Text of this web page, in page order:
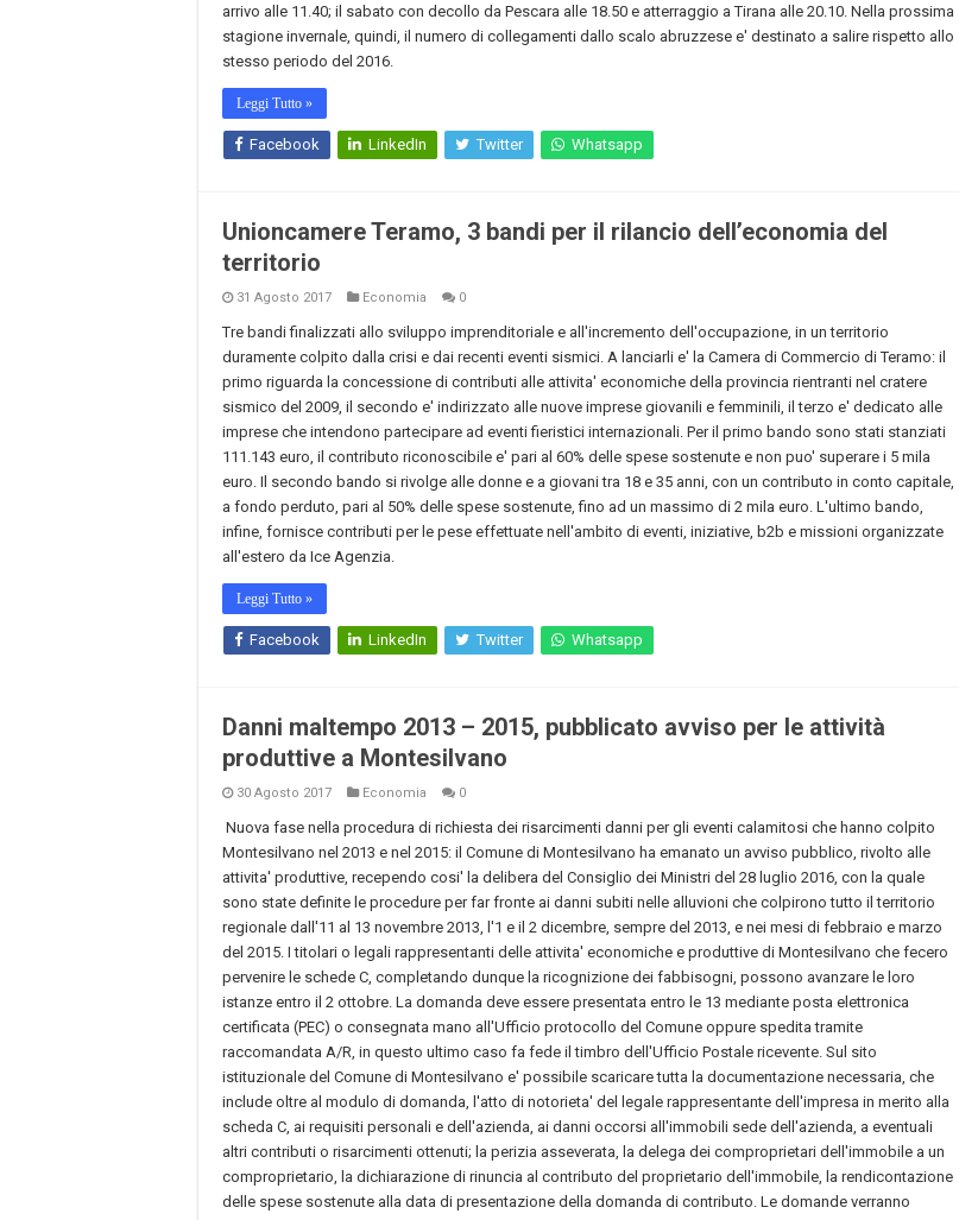
arrivo alle 11.40; il sabato con decollo da Pescara alle 18.50 e atterraggio a Tirana alle 20.10. Nella prossima
stagione invernale, quindi, il numero di collegamenti dallo scalo abruzzese e' destinato a salire rispetto allo
stesso periodo del 2016.
Leggi Tutto »
Facebook LinkedIn Twitter Whatsapp
Unioncamere Teramo, 3 bandi per il rilancio dell’economia del
territorio
31 Agosto 2017 Economia 0
Tre bandi finalizzati allo sviluppo imprenditoriale e all'incremento dell'occupazione, in un territorio
duramente colpito dalla crisi e dai recenti eventi sismici. A lanciarli e' la Camera di Commercio di Teramo: il
primo riguarda la concessione di contributi alle attivita' economiche della provincia rientranti nel cratere
sismico del 2009, il secondo e' indirizzato alle nuove imprese giovanili e femminili, il terzo e' dedicato alle
imprese che intendono partecipare ad eventi fieristici internazionali. Per il primo bando sono stati stanziati
111.143 euro, il contributo riconoscibile e' pari al 60% delle spese sostenute e non puo' superare i 5 mila
euro. Il secondo bando si rivolge alle donne e a giovani tra 18 e 35 anni, con un contributo in conto capitale,
a fondo perduto, pari al 50% delle spese sostenute, fino ad un massimo di 2 mila euro. L'ultimo bando,
infine, fornisce contributi per le pese effettuate nell'ambito di eventi, iniziative, b2b e missioni organizzate
all'estero da Ice Agenzia.
Leggi Tutto »
Facebook LinkedIn Twitter Whatsapp
Danni maltempo 2013 – 2015, pubblicato avviso per le attività
produttive a Montesilvano
30 Agosto 2017 Economia 0
Nuova fase nella procedura di richiesta dei risarcimenti danni per gli eventi calamitosi che hanno colpito
Montesilvano nel 2013 e nel 2015: il Comune di Montesilvano ha emanato un avviso pubblico, rivolto alle
attivita' produttive, recependo cosi' la delibera del Consiglio dei Ministri del 28 luglio 2016, con la quale
sono state definite le procedure per far fronte ai danni subiti nelle alluvioni che colpirono tutto il territorio
regionale dall'11 al 13 novembre 2013, l'1 e il 2 dicembre, sempre del 2013, e nei mesi di febbraio e marzo
del 2015. I titolari o legali rappresentanti delle attivita' economiche e produttive di Montesilvano che fecero
pervenire le schede C, completando dunque la ricognizione dei fabbisogni, possono avanzare le loro
istanze entro il 2 ottobre. La domanda deve essere presentata entro le 13 mediante posta elettronica
certificata (PEC) o consegnata mano all'Ufficio protocollo del Comune oppure spedita tramite
raccomandata A/R, in questo ultimo caso fa fede il timbro dell'Ufficio Postale ricevente. Sul sito
istituzionale del Comune di Montesilvano e' possibile scaricare tutta la documentazione necessaria, che
include oltre al modulo di domanda, l'atto di notorieta' del legale rappresentante dell'impresa in merito alla
scheda C, ai requisiti personali e dell'azienda, ai danni occorsi all'immobili sede dell'azienda, a eventuali
altri contributi o risarcimenti ottenuti; la perizia asseverata, la delega dei comproprietari dell'immobile a un
comproprietario, la dichiarazione di rinuncia al contributo del proprietario dell'immobile, la rendicontazione
delle spese sostenute alla data di presentazione della domanda di contributo. Le domande verranno